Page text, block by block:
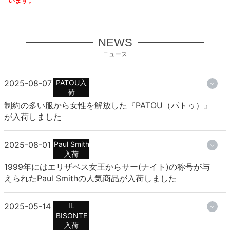
NEWS
ニュース
2025-08-07 PATOU入
荷
制約の多い服から女性を解放した『PATOU（パトゥ）』
が入荷しました
2025-08-01 Paul Smith
入荷
1999年にはエリザベス女王からサー(ナイト)の称号が与
えられたPaul Smithの人気商品が入荷しました
2025-05-14
IL
BISONTE
入荷